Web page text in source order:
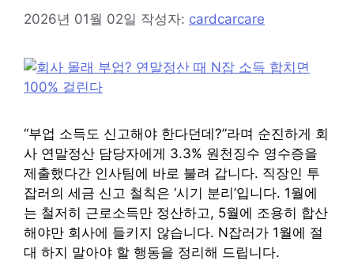
2026년 01월 02일 작성자: cardcarcare
“부업 소득도 신고해야 한다던데?”라며 순진하게 회
사 연말정산 담당자에게 3.3% 원천징수 영수증을
제출했다간 인사팀에 바로 불려 갑니다. 직장인 투
잡러의 세금 신고 철칙은 ‘시기 분리’입니다. 1월에
는 철저히 근로소득만 정산하고, 5월에 조용히 합산
해야만 회사에 들키지 않습니다. N잡러가 1월에 절
대 하지 말아야 할 행동을 정리해 드립니다.